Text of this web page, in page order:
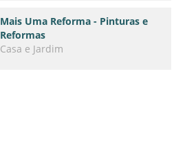
Mais Uma Reforma - Pinturas e
Reformas
Casa e Jardim